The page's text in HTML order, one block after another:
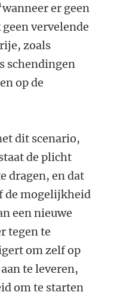
er geen
vervelende
zoals
schendingen
op de
dit scenario,
de plicht
dragen, en dat
de mogelijkheid
een nieuwe
tegen te
om zelf op
te leveren,
om te starten